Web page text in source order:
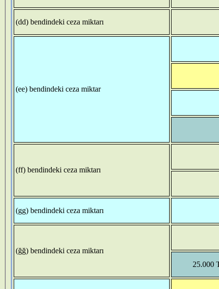
(dd) bendindeki ceza miktarı
(ee) bendindeki ceza miktar
(ff) bendindeki ceza miktarı
(gg) bendindeki ceza miktarı
(ğğ) bendindeki ceza miktarı
25.000